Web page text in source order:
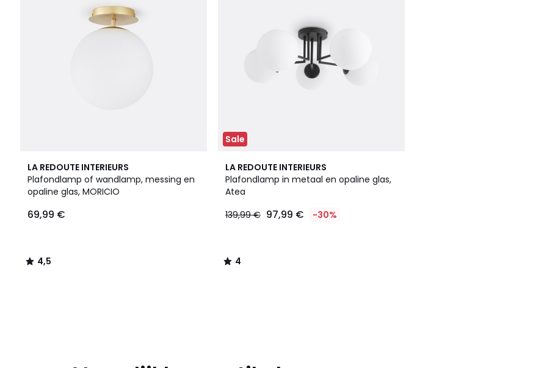
LA REDOUTE INTERIEURS
Plafondlamp of wandlamp, messing en
opaline glas, MORICIO
69,99 €
4,5
/ 5
4,5
/
Sale
LA REDOUTE INTERIEURS
Plafondlamp in metaal en opaline glas,
Atea
139,99 € 97,99 € -30%
4
/
5
4
/